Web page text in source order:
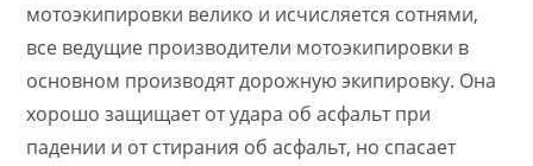
мотоэкипировки велико и исчисляется сотнями,
все ведущие производители мотоэкипировки в
основном производят дорожную экипировку. Она
хорошо защищает от удара об асфальт при
падении и от стирания об асфальт, но спасает